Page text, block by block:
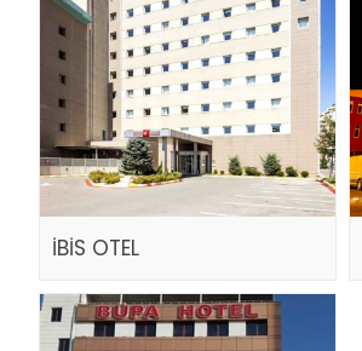
İBİS OTEL